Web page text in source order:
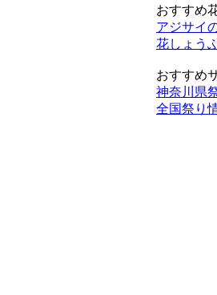
おすすめ
アジサイ
花しょう
おすすめ
神奈川県
全国祭り